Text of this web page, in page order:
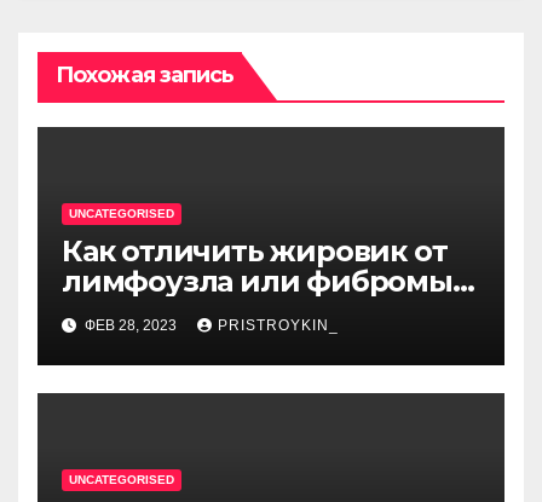
Похожая запись
UNCATEGORISED
Как отличить жировик от
лимфоузла или фибромы
мягких тканей или
гемангиомы
ФЕВ 28, 2023 PRISTROYKIN_
UNCATEGORISED